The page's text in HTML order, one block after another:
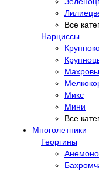
Все
Нарциссы
Микс
Мини
Все
Многолетники
Георгины